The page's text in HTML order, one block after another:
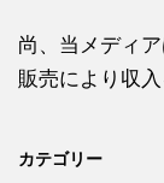
尚、当メディ
販売により収入
カテゴリー